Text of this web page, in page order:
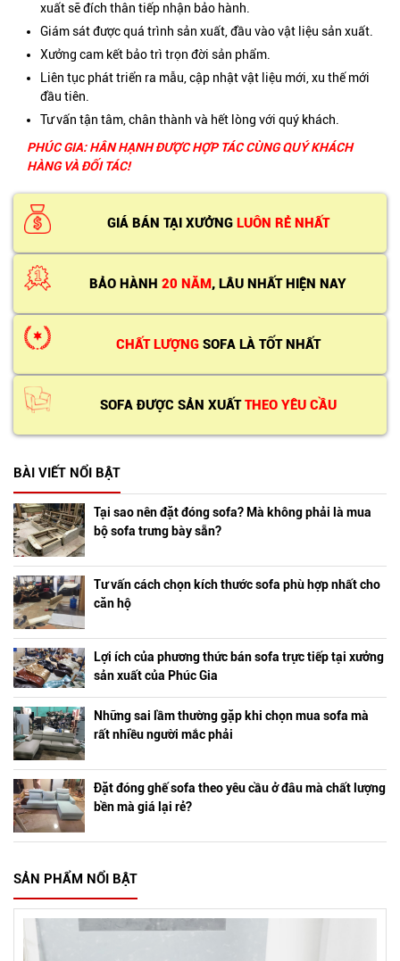
xuất sẽ đích thân tiếp nhận bảo hành.
Giám sát được quá trình sản xuất, đầu vào vật liệu sản xuất.
Xưởng cam kết bảo trì trọn đời sản phẩm.
Liên tục phát triển ra mẫu, cập nhật vật liệu mới, xu thế mới
đầu tiên.
Tư vấn tận tâm, chân thành và hết lòng với quý khách.
PHÚC GIA: HÂN HẠNH ĐƯỢC HỢP TÁC CÙNG QUÝ KHÁCH
HÀNG VÀ ĐỐI TÁC!
GIÁ BÁN TẠI XƯỞNG LUÔN RẺ NHẤT
BẢO HÀNH 20 NĂM, LÂU NHẤT HIỆN NAY
CHẤT LƯỢNGSOFA LÀ TỐT NHẤT
SOFA ĐƯỢC SẢN XUẤT THEO YÊU CẦU
BÀI VIẾT NỔI BẬT
Tại sao nên đặt đóng sofa? Mà không phải là mua
bộ sofa trưng bày sẵn?
Tư vấn cách chọn kích thước sofa phù hợp nhất cho
căn hộ
Lợi ích của phương thức bán sofa trực tiếp tại xưởng
sản xuất của Phúc Gia
Những sai lầm thường gặp khi chọn mua sofa mà
rất nhiều người mắc phải
Đặt đóng ghế sofa theo yêu cầu ở đâu mà chất lượng
bền mà giá lại rẻ?
SẢN PHẨM NỔI BẬT